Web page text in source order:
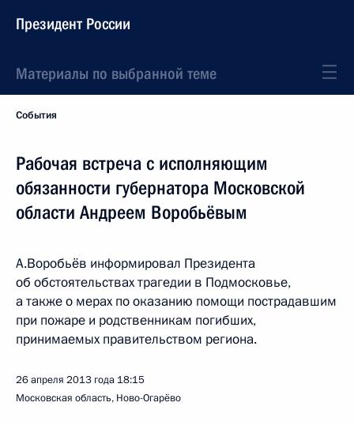
Президент России
Материалы по выбранной теме
События
Рабочая встреча с исполняющим
обязанности губернатора Московской
области Андреем Воробьёвым
А.Воробьёв информировал Президента
об обстоятельствах трагедии в Подмосковье,
а также о мерах по оказанию помощи пострадавшим
при пожаре и родственникам погибших,
принимаемых правительством региона.
26 апреля 2013 года 18:15
Московская область, Ново-Огарёво